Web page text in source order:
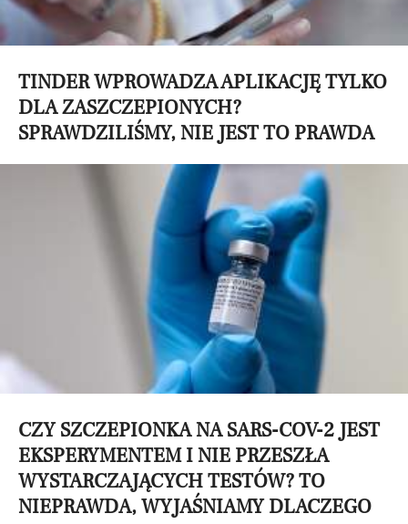
TINDER WPROWADZA APLIKACJĘ TYLKO
DLA ZASZCZEPIONYCH?
SPRAWDZILIŚMY, NIE JEST TO PRAWDA
CZY SZCZEPIONKA NA SARS-COV-2 JEST
EKSPERYMENTEM I NIE PRZESZŁA
WYSTARCZAJĄCYCH TESTÓW? TO
NIEPRAWDA, WYJAŚNIAMY DLACZEGO